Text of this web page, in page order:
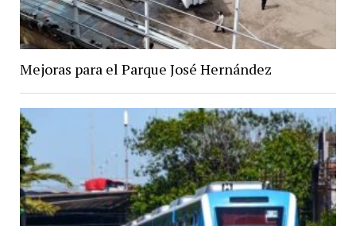
Mejoras para el Parque José Hernández